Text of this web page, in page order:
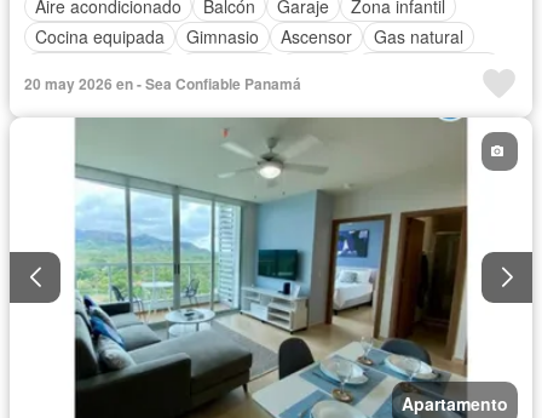
Aire acondicionado
Balcón Garaje
Zona infantil
Cocina equipada
Gimnasio Ascensor
Gas natural
Cancha de tenis
20 may 2026 en - Sea Confiable Panamá
Apartamento